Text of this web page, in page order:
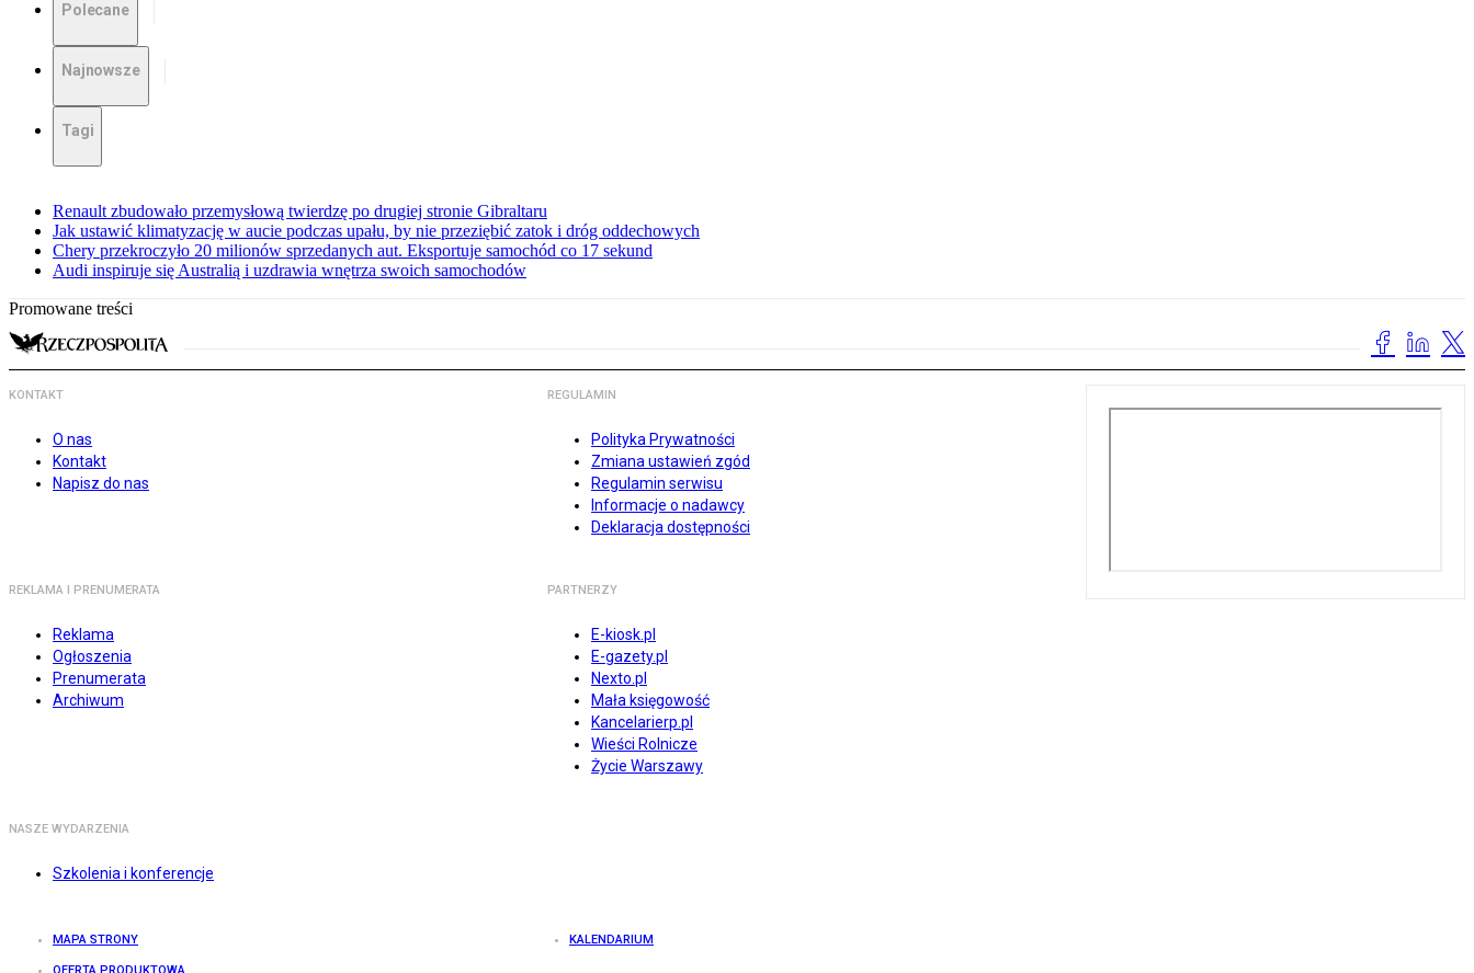
Polecane
Najnowsze
Tagi
Renault zbudowało przemysłową twierdzę po drugiej stronie Gibraltaru
Jak ustawić klimatyzację w aucie podczas upału, by nie przeziębić zatok i dróg oddechowych
Chery przekroczyło 20 milionów sprzedanych aut. Eksportuje samochód co 17 sekund
Audi inspiruje się Australią i uzdrawia wnętrza swoich samochodów
Promowane treści
KONTAKT
O nas
Kontakt
Napisz do nas
REGULAMIN
Polityka Prywatności
Zmiana ustawień zgód
Regulamin serwisu
Informacje o nadawcy
Deklaracja dostępności
REKLAMA I PRENUMERATA
Reklama
Ogłoszenia
Prenumerata
Archiwum
PARTNERZY
E-kiosk.pl
E-gazety.pl
Nexto.pl
Mała księgowość
Kancelarierp.pl
Wieści Rolnicze
Życie Warszawy
NASZE WYDARZENIA
Szkolenia i konferencje
MAPA STRONY KALENDARIUM